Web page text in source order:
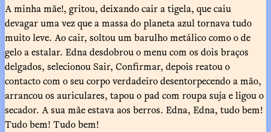
A minha mãe!, gritou, deixando cair a tigela, que caiu
devagar uma vez que a massa do planeta azul tornava tudo
muito leve. Ao cair, soltou um barulho metálico como o de
gelo a estalar. Edna desdobrou o menu com os dois braços
delgados, selecionou Sair, Confirmar, depois reatou o
contacto com o seu corpo verdadeiro desentorpecendo a mão,
arrancou os auriculares, tapou o pad com roupa suja e ligou o
secador. A sua mãe estava aos berros. Edna, Edna, tudo bem!
Tudo bem! Tudo bem!